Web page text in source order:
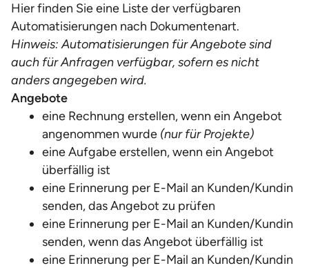
Hier finden Sie eine Liste der verfügbaren
Automatisierungen nach Dokumentenart.
Hinweis: Automatisierungen für Angebote sind
auch für Anfragen verfügbar, sofern es nicht
anders angegeben wird.
Angebote
eine Rechnung erstellen, wenn ein Angebot
angenommen wurde (nur für Projekte)
eine Aufgabe erstellen, wenn ein Angebot
überfällig ist
eine Erinnerung per E-Mail an Kunden/Kundin
senden, das Angebot zu prüfen
eine Erinnerung per E-Mail an Kunden/Kundin
senden, wenn das Angebot überfällig ist
eine Erinnerung per E-Mail an Kunden/Kundin